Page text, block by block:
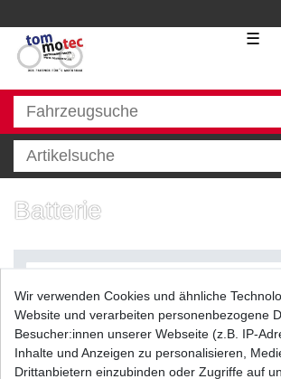
☰
Batterie
Filter
Wir verwenden Cookies und ähnliche
Website und verarbeiten personenbezogene
Besucher:innen unserer Webseite (z.B. IP-
Inhalte und Anzeigen zu personalisieren,
Drittanbietern einzubinden oder Zugriffe auf